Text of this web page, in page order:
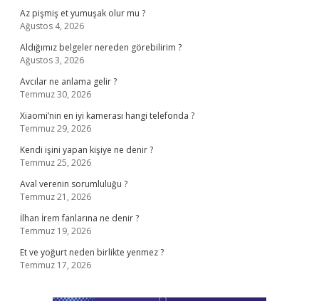
Az pişmiş et yumuşak olur mu ?
Ağustos 4, 2026
Aldığımız belgeler nereden görebilirim ?
Ağustos 3, 2026
Avcılar ne anlama gelir ?
Temmuz 30, 2026
Xiaomi’nin en iyi kamerası hangi telefonda ?
Temmuz 29, 2026
Kendi işini yapan kişiye ne denir ?
Temmuz 25, 2026
Aval verenin sorumluluğu ?
Temmuz 21, 2026
İlhan İrem fanlarına ne denir ?
Temmuz 19, 2026
Et ve yoğurt neden birlikte yenmez ?
Temmuz 17, 2026